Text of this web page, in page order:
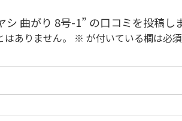
シ 曲がり 8号-1” の口コミを投稿し
ありません。 ※ が付いている欄は必